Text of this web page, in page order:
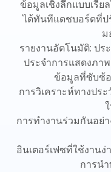
ข้อมูลเชิงลึกแบบเรี
ได้ทันทีแดชบอร์ดที่ป
ม
รายงานอัตโนมัติ: ปร
ประจำการแสดงภา
ข้อมูลที่ซับซ้
การวิเคราะห์ทางปร
การทำงานร่วมกันอย่
อินเตอร์เฟซที่ใช้งาน
การน